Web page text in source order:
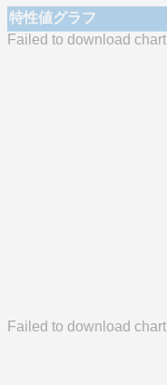
特性値グラフ
Failed to download chart
Failed to download chart